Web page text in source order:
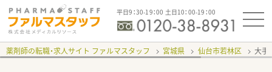
平日9：30-19：00 土日10：00-19：00
薬剤師の転職・求人サイト ファルマスタッフ 宮城県 仙台市若林区 大手